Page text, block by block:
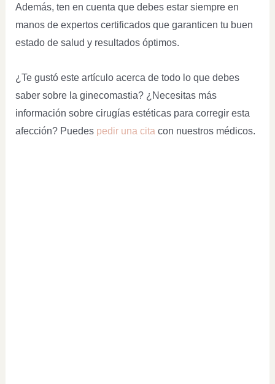
Además, ten en cuenta que debes estar siempre en
manos de expertos certificados que garanticen tu buen
estado de salud y resultados óptimos.
¿Te gustó este artículo acerca de todo lo que debes
saber sobre la ginecomastia? ¿Necesitas más
información sobre cirugías estéticas para corregir esta
afección? Puedes pedir una cita con nuestros médicos.